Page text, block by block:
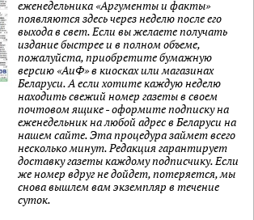
еженедельника «Аргументы и факты»
появляются здесь через неделю после его
выхода в свет. Если вы желаете получать
издание быстрее и в полном объеме,
пожалуйста, приобретите бумажную
версию «АиФ» в киосках или магазинах
Беларуси. А если хотите каждую неделю
находить свежий номер газеты в своем
почтовом ящике - оформите подписку на
еженедельник на любой адрес в Беларуси на
нашем сайте. Эта процедура займет всего
несколько минут. Редакция гарантирует
доставку газеты каждому подписчику. Если
же номер вдруг не дойдет, потеряется, мы
снова вышлем вам экземпляр в течение
суток.